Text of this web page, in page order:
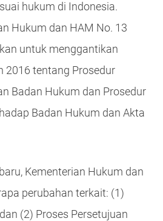
hukum di Indonesia.
Hukum dan HAM No. 13
untuk menggantikan
2016 tentang Prosedur
Badan Hukum dan Prosedur
Badan Hukum dan Akta
Kementerian Hukum dan
perubahan terkait: (1)
(2) Proses Persetujuan